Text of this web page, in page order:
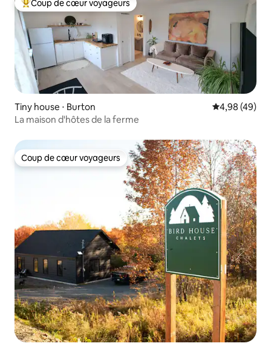
Coups de cœur voyageurs les plus appréciés
Coup de cœur voyageurs
Tiny house ⋅ Burton Évaluation
4,98 (49)
La maison d'hôtes de la ferme
Coup de cœur voyageurs
Coup de cœur voyageurs